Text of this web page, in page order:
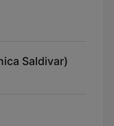
Saldivar)